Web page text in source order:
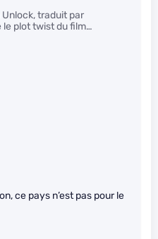
traduit par
le plot twist du film…
ce pays n’est pas pour le